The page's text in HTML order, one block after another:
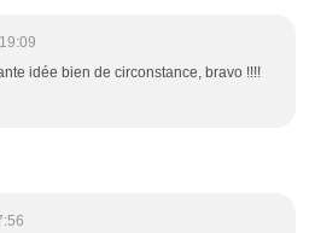
idée bien de circonstance, bravo !!!!